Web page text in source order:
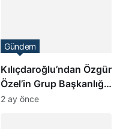
Kılıçdaroğlu’ndan Özgür
Özel’in Grup Başkanlığı
Seçimine İtiraz
Gündem
2 ay önce